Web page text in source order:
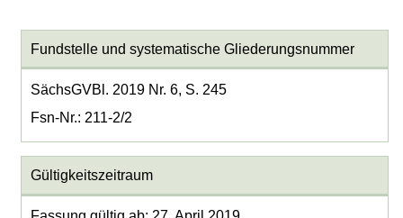
Fundstelle und systematische Gliederungsnummer
SächsGVBl. 2019 Nr. 6, S. 245
Fsn-Nr.: 211-2/2
Gültigkeitszeitraum